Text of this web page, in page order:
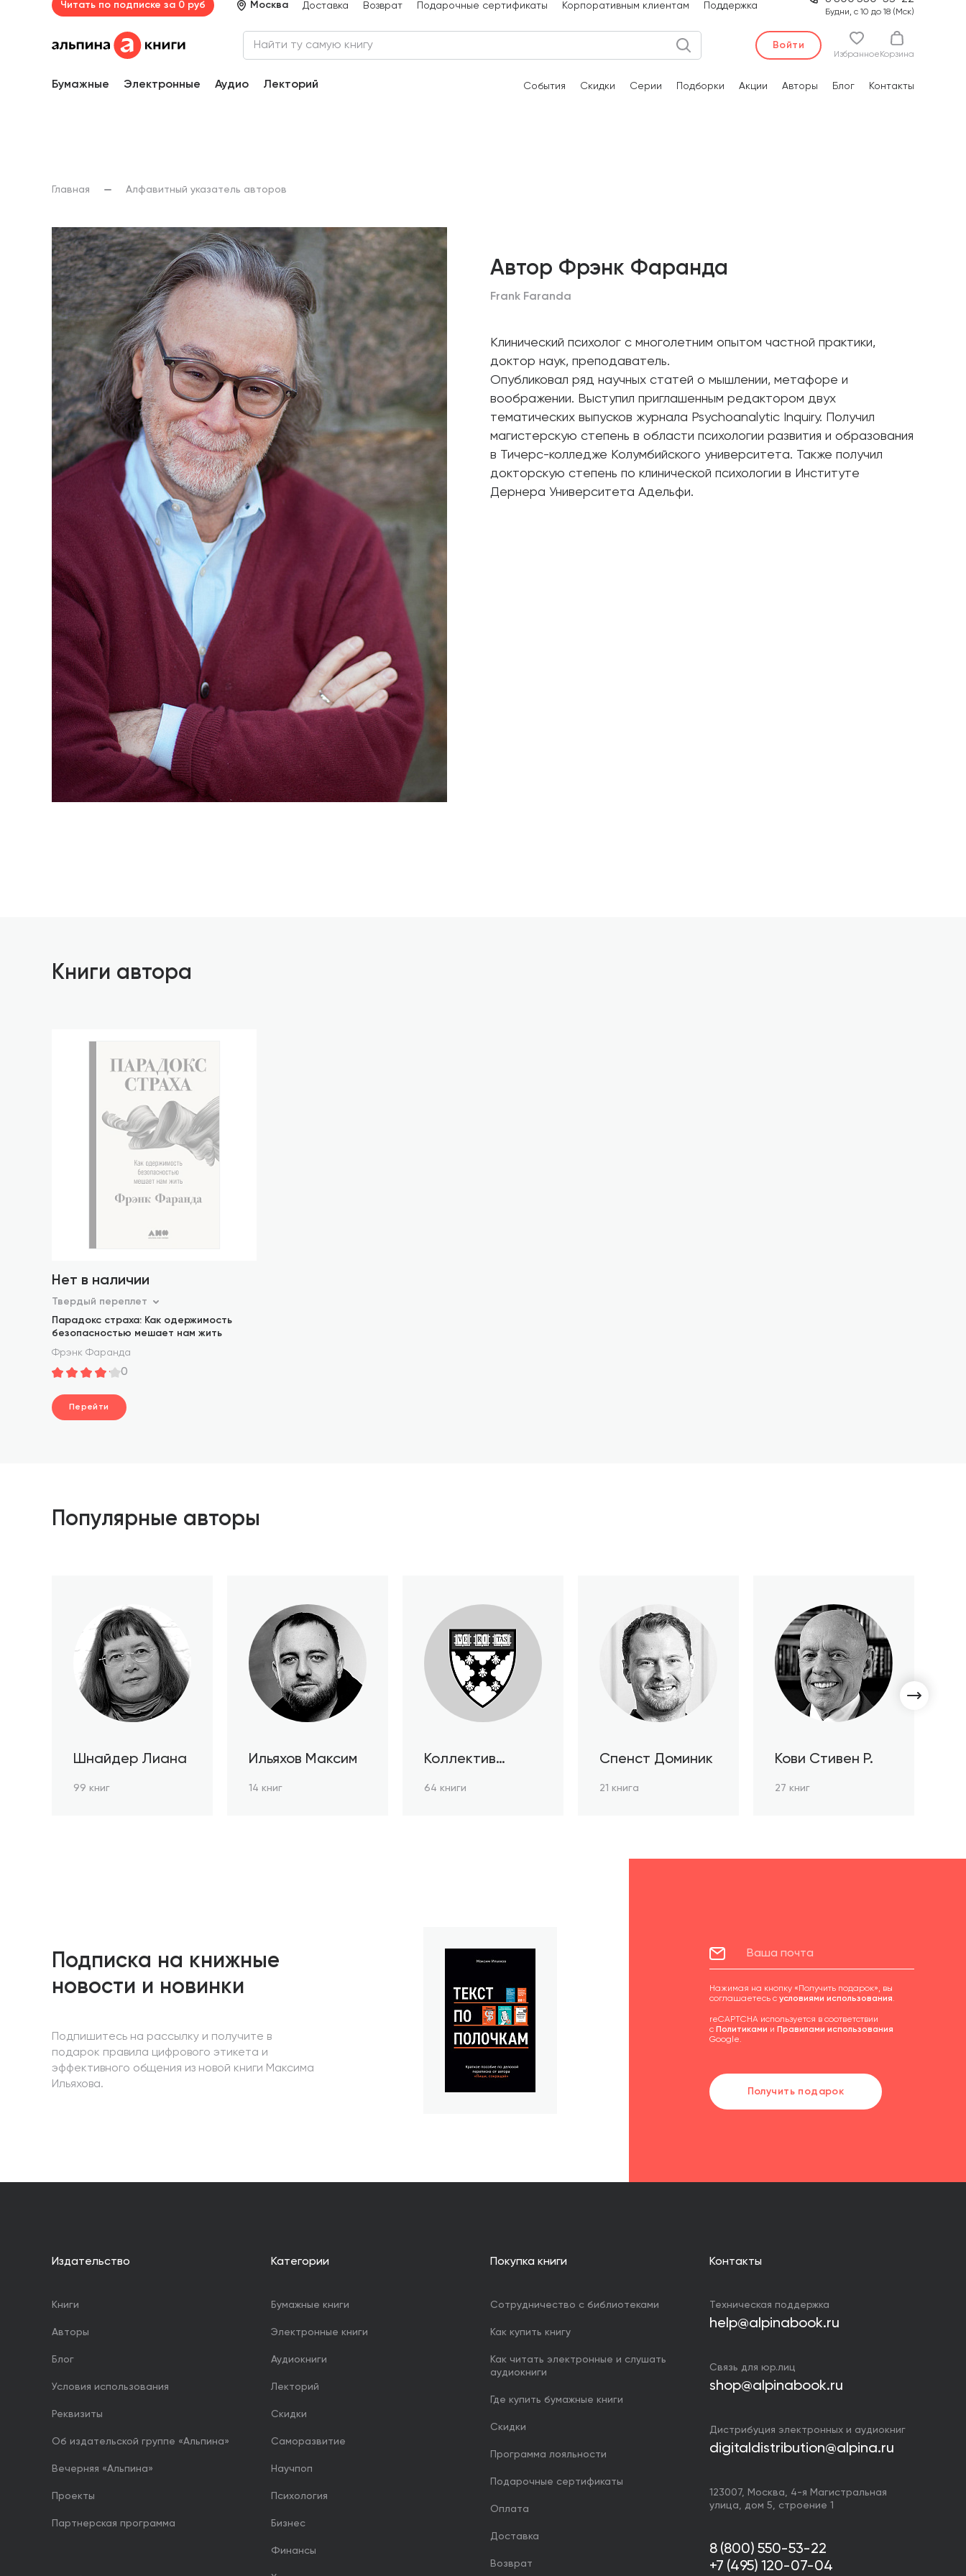
Читать по подписке за 0 руб Москва Доставка Возврат Подарочные сертификаты Корпоративным клиентам Поддержка
Будни, с 10 до 18 (Мск)
Войти
Избранное Корзина
Бумажные Электронные Аудио Лекторий События Скидки Серии Подборки Акции Авторы Блог Контакты
Главная Алфавитный указатель авторов
Автор Фрэнк Фаранда
Frank Faranda
Клинический психолог с многолетним опытом частной практики,
доктор наук, преподаватель.
Опубликовал ряд научных статей о мышлении, метафоре и
воображении. Выступил приглашенным редактором двух
тематических выпусков журнала Psychoanalytic Inquiry. Получил
магистерскую степень в области психологии развития и образования
в Тичерс-колледже Колумбийского университета. Также получил
докторскую степень по клинической психологии в Институте
Дернера Университета Адельфи.
Книги автора
Нет в наличии
Твердый переплет
Парадокс страха: Как одержимость
безопасностью мешает нам жить
Фрэнк Фаранда
0
Перейти
Популярные авторы
Шнайдер Лиана
99 книг
Ильяхов Максим
14 книг
Коллектив
64 книги
Спенст Доминик
21 книга
Кови Стивен Р.
27 книг
Подписка на книжные
новости и новинки
Подпишитесь на рассылку и получите в
подарок правила цифрового этикета и
эффективного общения из новой книги Максима
Ильяхова.
Нажимая на кнопку «Получить подарок», вы
соглашаетесь с условиями использования.
reCAPTCHA используется в соответствии
с Политиками и Правилами использования
Google.
Получить подарок
Издательство
Книги
Авторы
Блог
Условия использования
Реквизиты
Об издательской группе «Альпина»
Вечерняя «Альпина»
Проекты
Партнерская программа
Категории
Бумажные книги
Электронные книги
Аудиокниги
Лекторий
Скидки
Саморазвитие
Научпоп
Психология
Бизнес
Финансы
Покупка книги
Сотрудничество с библиотеками
Как купить книгу
Как читать электронные и слушать
аудиокниги
Где купить бумажные книги
Скидки
Программа лояльности
Подарочные сертификаты
Оплата
Доставка
Возврат
Контакты
Техническая поддержка
help@alpinabook.ru
Связь для юр.лиц
shop@alpinabook.ru
Дистрибуция электронных и аудиокниг
digitaldistribution@alpina.ru
123007, Москва, 4-я Магистральная
улица, дом 5, строение 1
8 (800) 550-53-22
+7 (495) 120-07-04